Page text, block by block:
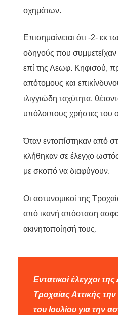
οχημάτων.
Επισημαίνεται ότι -2-
οδηγούς που
επί της Λεωφ. Κηφισού,
απότομους και
ιλιγγιώδη ταχύτητα,
υπόλοιπους χρήστες του
Όταν εντοπίστηκαν από
κλήθηκαν σε έλεγχο
με σκοπό να διαφύγουν.
Οι αστυνομικοί της
από ικανή απόσταση
ακινητοποίησή τους.
Εντατικοί έλεγχοι
Τροχαίας Αττικής
του Ιουλίου για την